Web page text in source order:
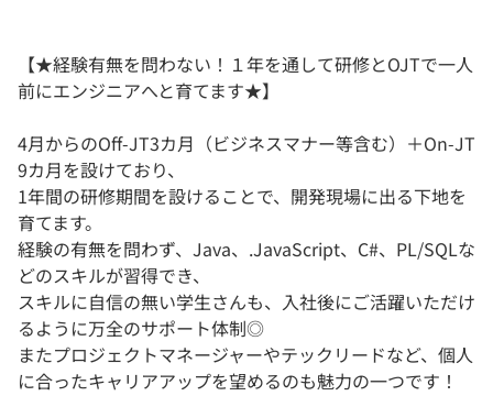
【★経験有無を問わない！１年を通して研修とOJTで一人
前にエンジニアへと育てます★】
4月からのOﬀ-JT3カ月（ビジネスマナー等含む）＋On-JT
9カ月を設けており、
1年間の研修期間を設けることで、開発現場に出る下地を
育てます。
経験の有無を問わず、Java、.JavaScript、C#、PL/SQLな
どのスキルが習得でき、
スキルに自信の無い学生さんも、入社後にご活躍いただけ
るように万全のサポート体制◎
またプロジェクトマネージャーやテックリードなど、個人
に合ったキャリアアップを望めるのも魅力の一つです！